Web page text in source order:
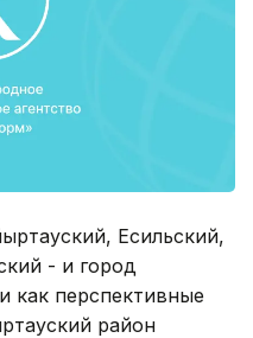
Есильский,
- и город
как перспективные
район